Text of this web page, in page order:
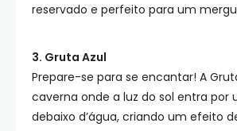
reservado e perfeito para um
3. Gruta Azul
Prepare-se para se encantar! A
caverna onde a luz do sol entra por
debaixo d’água, criando um efeito